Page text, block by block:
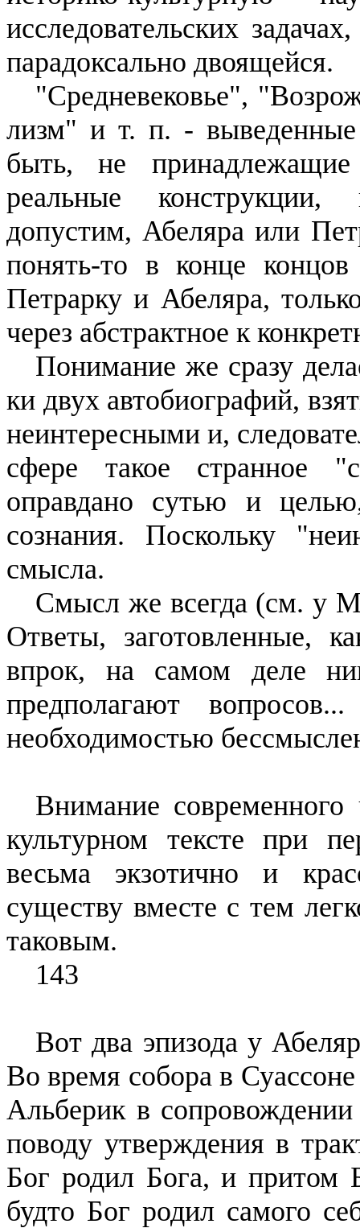
исследовательских
парадоксально двоящейся.
"Средневековье",
лизм" и т. п. - выведенные
быть, не принадлежащие
реальные
допустим, Абеляра или
понять-то в конце
Петрарку и Абеляра,
через абстрактное к
Понимание же сразу
ки двух автобиографий,
неинтересными и,
сфере такое странное
оправдано сутью и
сознания. Пос­кольку
смысла.
Смысл же всегда (см. у
Ответы, заготовленные,
впрок, на самом деле
предпола­гают
необходимостью
Внимание современного
культурном тексте при
весьма экзотично и
сущест­ву вместе с тем
таковым.
143
Вот два эпизода у
Во время собора в Суассоне
Альберикв сопровождении
поводу утверждения в
Бог родил Бога, и притом
будто Бог родил самого